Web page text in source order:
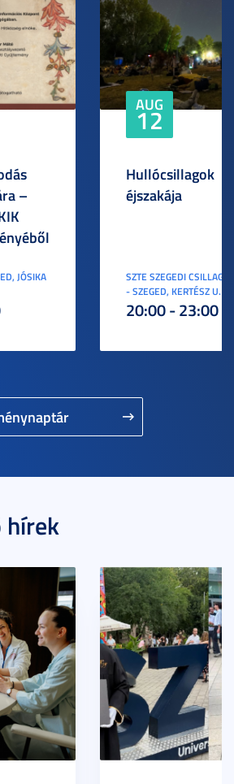
–
JÓSIKA
AUG
12
Hullócsillagok
éjszakája
SZTE SZEGEDI
- SZEGED, KERTÉSZ U. 3.
20:00 - 23:00
hírek